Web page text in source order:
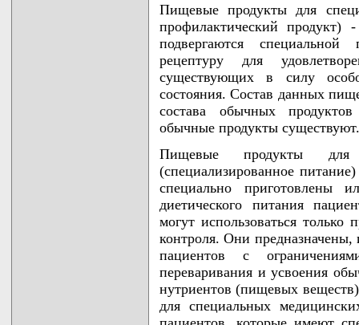
Пищевые продукты для
профилактический
подвергаются
рецептуру для
существующих в силу
состояния. Состав данных
состава обычных
обычные продукты существуют.
Пищевые продукты для
(специализированное
специально приготовлены
диетического питания
могут использоваться
контроля. Они
пациентов с
переваривания и усвоения
нутриентов (пищевых
для специальных